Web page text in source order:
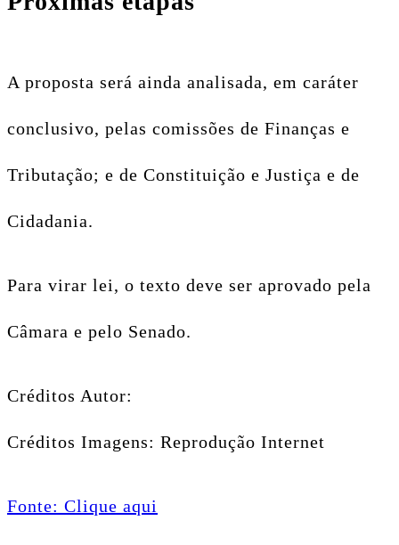
A proposta será ainda analisada, em caráter
conclusivo, pelas comissões de Finanças e
Tributação; e de Constituição e Justiça e de
Cidadania.
Para virar lei, o texto deve ser aprovado pela
Câmara e pelo Senado.
Créditos Autor:
Créditos Imagens: Reprodução Internet
Fonte: Clique aqui